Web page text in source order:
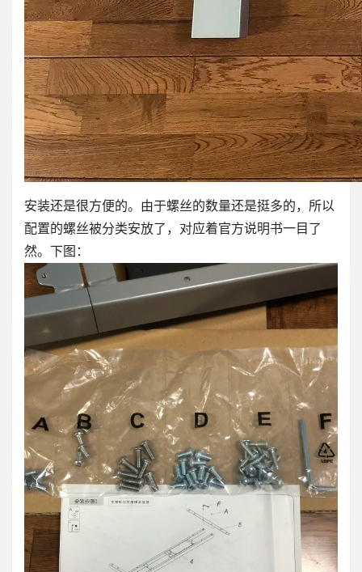
安装还是很方便的。由于螺丝的数量还是挺多的，所以
配置的螺丝被分类安放了，对应着官方说明书一目了
然。下图：